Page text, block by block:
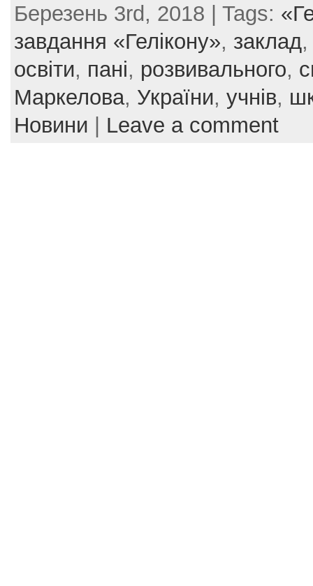
c
e
b
o
o
k
itt
er
er
e
st
ai
l
ar
e
Березень 3rd, 2018 | Tags:
завдання «Гелікону», заклад
освіти, пані, розвивального,
Маркелова, України, учнів,
Новини | Leave a comment